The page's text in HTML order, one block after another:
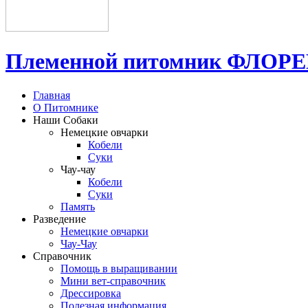
Племенной питомник
Главная
О Питомнике
Наши Собаки
Немецкие овчарки
Кобели
Суки
Чау-чау
Кобели
Суки
Память
Разведение
Немецкие овчарки
Чау-Чау
Справочник
Помощь в выращивании
Мини вет-справочник
Дрессировка
Полезная информация